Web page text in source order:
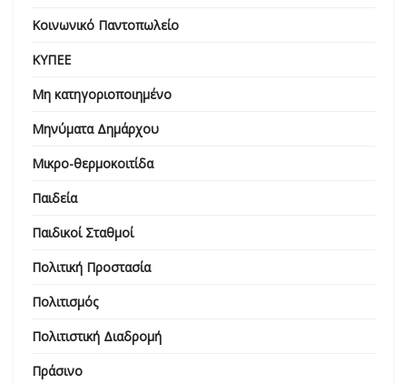
Κοινωνικό Παντοπωλείο
ΚΥΠΕΕ
Μη κατηγοριοποιημένο
Μηνύματα Δημάρχου
Μικρο-θερμοκοιτίδα
Παιδεία
Παιδικοί Σταθμοί
Πολιτική Προστασία
Πολιτισμός
Πολιτιστική Διαδρομή
Πράσινο